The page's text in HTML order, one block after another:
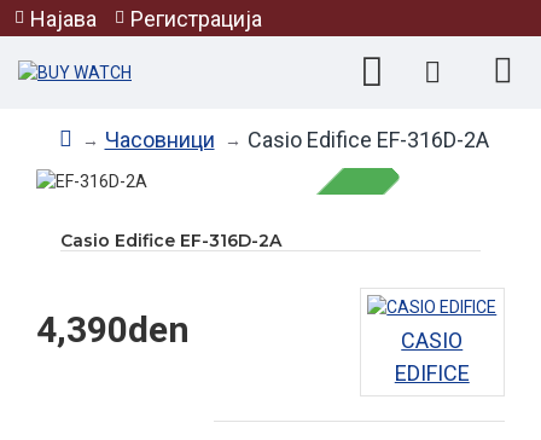
Најава Регистрација
Часовници Casio Edifice EF-316D-2A
НЕМА НА ЗАЛИХА
Casio Edifice EF-316D-2A
4,390den
CASIO
EDIFICE